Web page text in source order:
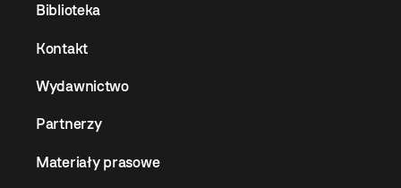
Biblioteka
Kontakt
Wydawnictwo
Partnerzy
Materiały prasowe